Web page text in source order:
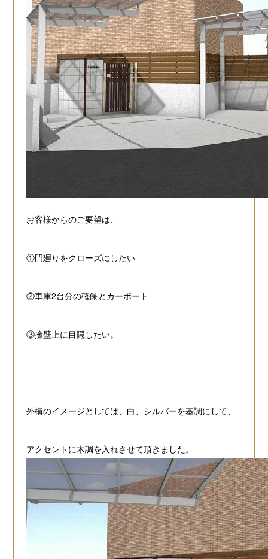
お客様からのご要望は、
①門廻りをクローズにしたい
②車庫2台分の確保とカーポート
③擁壁上に目隠したい。
外構のイメージとしては、白、シルバーを基調にして、
アクセントに木調を入れさせて頂きました。